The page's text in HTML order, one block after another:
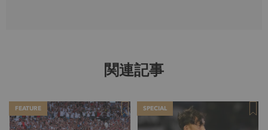
関連記事
FEATURE SPECIAL